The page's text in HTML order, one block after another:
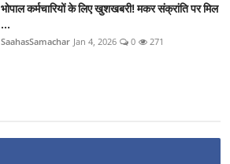
भोपाल कर्मचारियों के लिए खुशखबरी! मकर संक्रांति पर मिल
...
SaahasSamachar Jan 4, 2026 0 271